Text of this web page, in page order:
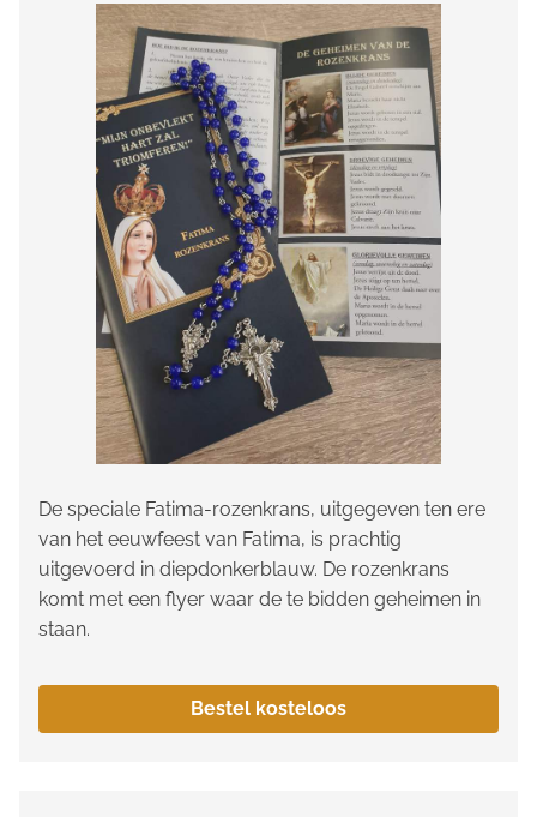
De speciale Fatima-rozenkrans, uitgegeven ten ere
van het eeuwfeest van Fatima, is prachtig
uitgevoerd in diepdonkerblauw. De rozenkrans
komt met een flyer waar de te bidden geheimen in
staan.
Bestel kosteloos